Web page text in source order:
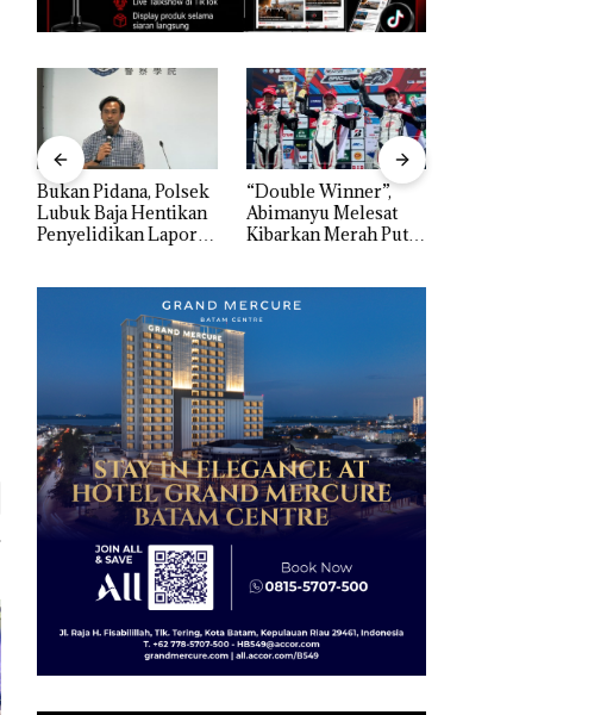
Bukan Pidana, Polsek
Lubuk Baja Hentikan
Penyelidikan Laporan
“Double Winner”,
Abimanyu Melesat
Kibarkan Merah Putih